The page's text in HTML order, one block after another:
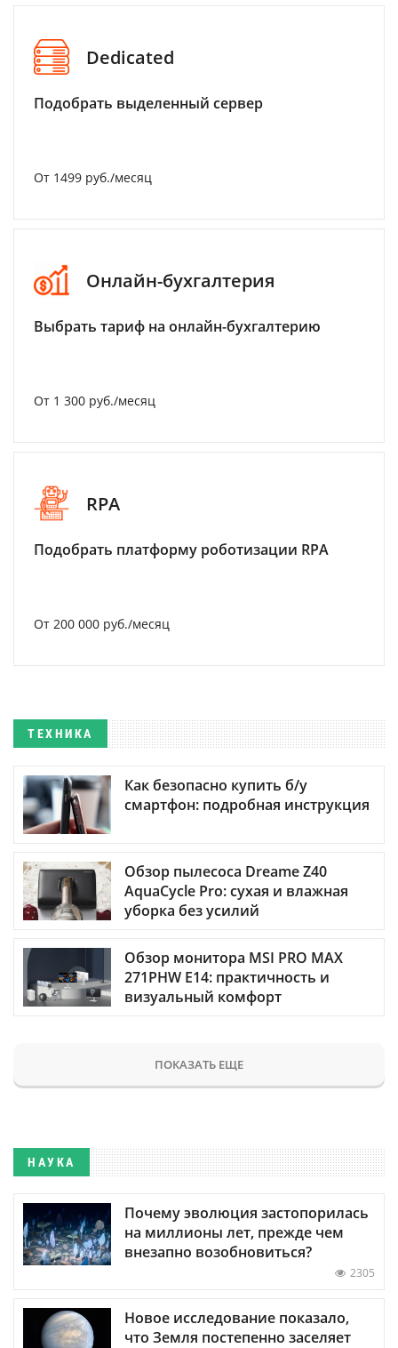
Dedicated
Подобрать выделенный сервер
От 1499 руб./месяц
Онлайн-бухгалтерия
Выбрать тариф на онлайн-бухгалтерию
От 1 300 руб./месяц
RPA
Подобрать платформу роботизации RPA
От 200 000 руб./месяц
ТЕХНИКА
Как безопасно купить б/у
смартфон: подробная инструкция
Обзор пылесоса Dreame Z40
AquaCycle Pro: сухая и влажная
уборка без усилий
Обзор монитора MSI PRO MAX
271PHW E14: практичность и
визуальный комфорт
ПОКАЗАТЬ ЕЩЕ
НАУКА
Почему эволюция застопорилась
на миллионы лет, прежде чем
внезапно возобновиться?
2305
Новое исследование показало,
что Земля постепенно заселяет